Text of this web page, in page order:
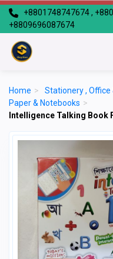
+8801748747674 ,
+8809696087674
Home > Stationery , Office
Paper & Notebooks >
Intelligence Talking Book